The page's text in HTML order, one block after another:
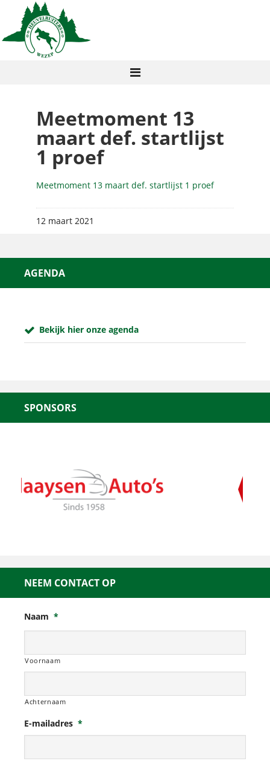
Meetmoment 13
maart def. startlijst
1 proef
Meetmoment 13 maart def. startlijst 1 proef
12 maart 2021
AGENDA
Bekijk hier onze agenda
SPONSORS
NEEM CONTACT OP
Naam *
Voornaam
Achternaam
E-mailadres *